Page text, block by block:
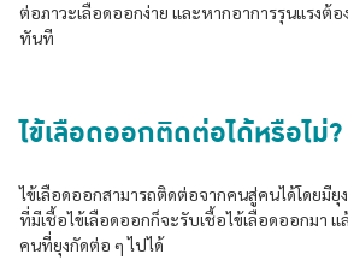
ต่อภาวะเลือดออกง่าย และหากอาการรุนแรงต้
ทันที
ไข้เลือดออกติดต่อได้หรือไม่?
ไข้เลือดออกสามารถติดต่อจากคนสู่คนได้โดยมี
ที่มีเชื้อไข้เลือดออกก็จะรับเชื้อไข้เลือดออกมา เเ
คนที่ยุงกัดต่อ ๆ ไปได้